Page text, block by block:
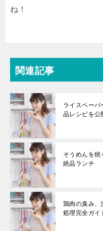
ね！
関連記事
ライスペーパ
品レシピを公
そうめんを焼
絶品ランチ
鶏肉の臭み、
処理完全ガイ